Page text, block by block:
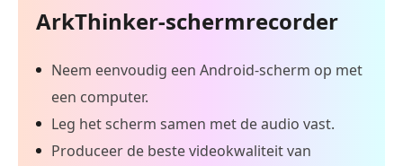
ArkThinker-schermrecorder
Neem eenvoudig een Android-scherm op met
een computer.
Leg het scherm samen met de audio vast.
Produceer de beste videokwaliteit van